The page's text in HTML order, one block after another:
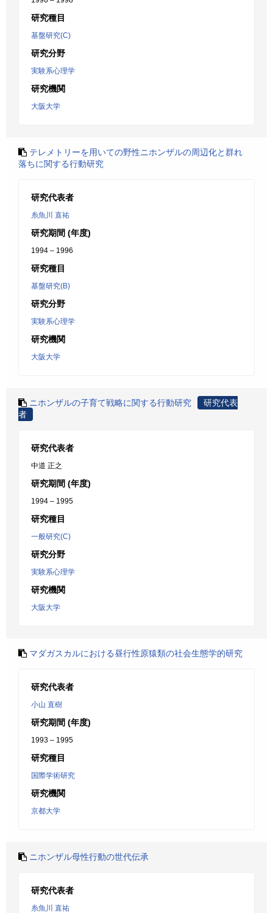
研究種目
基盤研究(C)
研究分野
実験系心理学
研究機関
大阪大学
テレメトリーを用いての野性ニホンザルの周辺化と群れ
落ちに関する行動研究
研究代表者
糸魚川 直祐
研究期間 (年度)
1994 – 1996
研究種目
基盤研究(B)
研究分野
実験系心理学
研究機関
大阪大学
ニホンザルの子育て戦略に関する行動研究
研究代表
者
研究代表者
中道 正之
研究期間 (年度)
1994 – 1995
研究種目
一般研究(C)
研究分野
実験系心理学
研究機関
大阪大学
マダガスカルにおける昼行性原猿類の社会生態学的研究
研究代表者
小山 直樹
研究期間 (年度)
1993 – 1995
研究種目
国際学術研究
研究機関
京都大学
ニホンザル母性行動の世代伝承
研究代表者
糸魚川 直祐